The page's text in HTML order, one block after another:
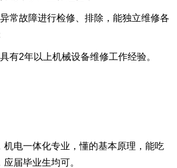
常故障进行检修、排除，能独立维修各
有2年以上机械设备维修工作经验。
机电一体化专业，懂的基本原理，能吃
届毕业生均可。